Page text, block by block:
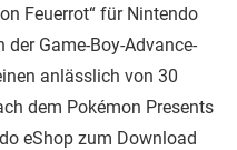
Feuerrot“ für Nintendo
Game-Boy-Advance-
anlässlich von 30
dem Pokémon Presents
eShop zum Download